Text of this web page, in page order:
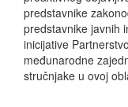
predstavnike
predstavnike javnih
inicijative
međunarodne
stručnjake u ovoj